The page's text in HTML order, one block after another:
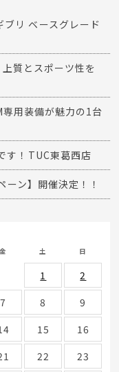
リ ベースグレード
質とスポーツ性を
用装備が魅力の1台
す！TUC東葛西店
ン】開催決定！！
金 土 日
1
2
7 8
9
15
16
22 23